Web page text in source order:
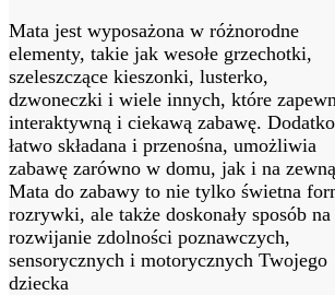
Mata jest wyposażona w różnorodne
elementy, takie jak wesołe grzechotki,
szeleszczące kieszonki, lusterko,
dzwoneczki i wiele innych, które
interaktywną i ciekawą zabawę.
łatwo składana i przenośna, umożliwia
zabawę zarówno w domu, jak i na
Mata do zabawy to nie tylko świetna
rozrywki, ale także doskonały sposób na
rozwijanie zdolności poznawczych,
sensorycznych i motorycznych Twojego
dziecka